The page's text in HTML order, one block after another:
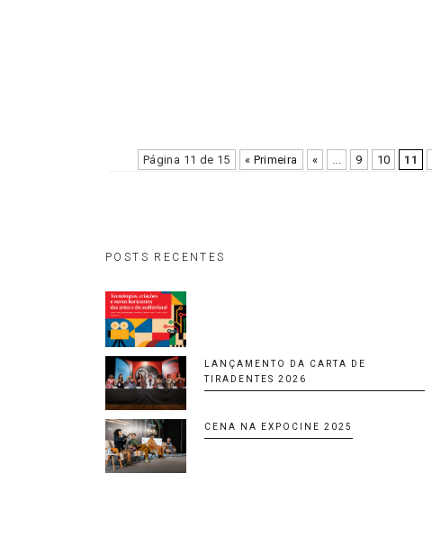
Página 11 de 15 « Primeira « ... 9 10 11
POSTS RECENTES
LANÇAMENTO DA CARTA DE
TIRADENTES 2026
CENA NA EXPOCINE 2025